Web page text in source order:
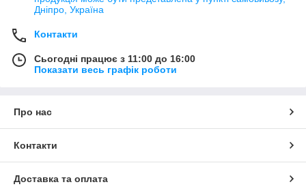
Дніпро, Україна
Контакти
Сьогодні працює з 11:00 до 16:00
Показати весь графік роботи
Про нас
Контакти
Доставка та оплата